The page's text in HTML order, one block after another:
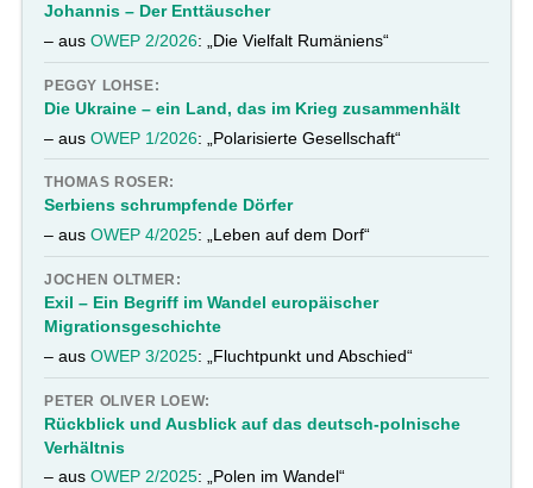
Johannis – Der Enttäuscher
– ausOWEP 2/2026: „Die Vielfalt Rumäniens“
PEGGY LOHSE:
Die Ukraine – ein Land, das im Krieg zusammenhält
– ausOWEP 1/2026: „Polarisierte Gesellschaft“
THOMAS ROSER:
Serbiens schrumpfende Dörfer
– ausOWEP 4/2025: „Leben auf dem Dorf“
JOCHEN OLTMER:
Exil – Ein Begriff im Wandel europäischer
Migrationsgeschichte
– ausOWEP 3/2025: „Fluchtpunkt und Abschied“
PETER OLIVER LOEW:
Rückblick und Ausblick auf das deutsch-polnische
Verhältnis
– ausOWEP 2/2025: „Polen im Wandel“